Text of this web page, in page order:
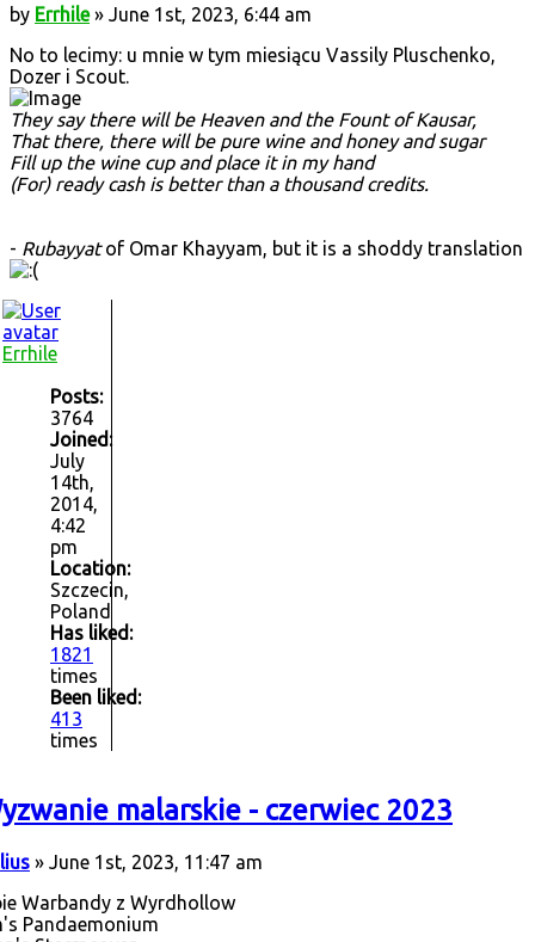
by Errhile» June 1st, 2023, 6:44 am
No to lecimy: u mnie w tym miesiącu Vassily Pluschenko,
Dozer i Scout.
They say there will be Heaven and the Fount of Kausar,
That there, there will be pure wine and honey and sugar
Fill up the wine cup and place it in my hand
(For) ready cash is better than a thousand credits.
- Rubayyatof Omar Khayyam, but it is a shoddy translation
Errhile
Posts:
3764
Joined:
July
14th,
2014,
4:42
pm
Location:
Szczecin,
Poland
Has liked:
1821
times
Been liked:
413
times
malarskie - czerwiec 2023
» June 1st, 2023, 11:47 am
Warbandy z Wyrdhollow
Pandaemonium